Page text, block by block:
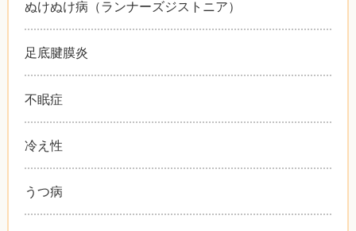
ぬけぬけ病（ランナーズジストニア）
足底腱膜炎
不眠症
冷え性
うつ病